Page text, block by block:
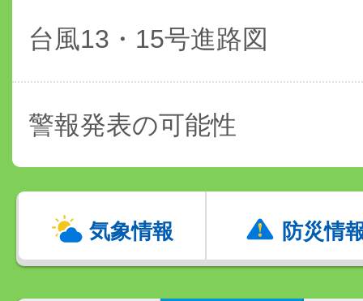
台風13・15号進路図
警報発表の可能性
気象情報 防災情